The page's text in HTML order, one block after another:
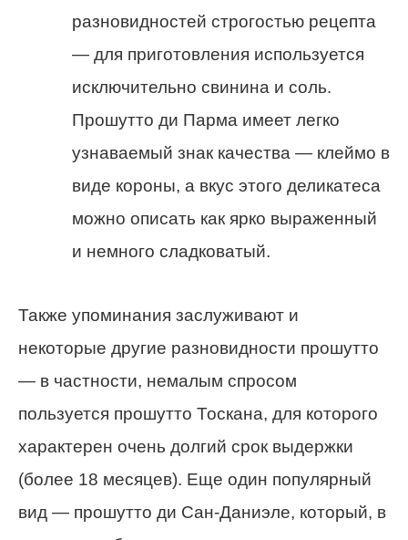
разновидностей строгостью рецепта
— для приготовления используется
исключительно свинина и соль.
Прошутто ди Парма имеет легко
узнаваемый знак качества — клеймо в
виде короны, а вкус этого деликатеса
можно описать как ярко выраженный
и немного сладковатый.
Также упоминания заслуживают и
некоторые другие разновидности прошутто
— в частности, немалым спросом
пользуется прошутто Тоскана, для которого
характерен очень долгий срок выдержки
(более 18 месяцев). Еще один популярный
вид — прошутто ди Сан-Даниэле, который, в